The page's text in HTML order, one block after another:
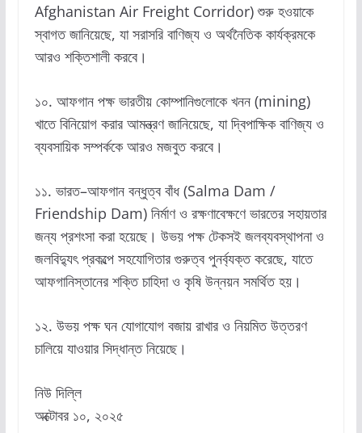
Afghanistan Air Freight Corridor) শুরু হওয়াকে
স্বাগত জানিয়েছে, যা সরাসরি বাণিজ্য ও অর্থনৈতিক কার্যক্রমকে
আরও শক্তিশালী করবে।
১০. আফগান পক্ষ ভারতীয় কোম্পানিগুলোকে খনন (mining)
খাতে বিনিয়োগ করার আমন্ত্রণ জানিয়েছে, যা দ্বিপাক্ষিক বাণিজ্য ও
ব্যবসায়িক সম্পর্ককে আরও মজবুত করবে।
১১. ভারত–আফগান বন্ধুত্ব বাঁধ (Salma Dam /
Friendship Dam) নির্মাণ ও রক্ষণাবেক্ষণে ভারতের সহায়তার
জন্য প্রশংসা করা হয়েছে। উভয় পক্ষ টেকসই জলব্যবস্থাপনা ও
জলবিদ্যুৎ প্রকল্পে সহযোগিতার গুরুত্ব পুনর্ব্যক্ত করেছে, যাতে
আফগানিস্তানের শক্তি চাহিদা ও কৃষি উন্নয়ন সমর্থিত হয়।
১২. উভয় পক্ষ ঘন যোগাযোগ বজায় রাখার ও নিয়মিত উত্তরণ
চালিয়ে যাওয়ার সিদ্ধান্ত নিয়েছে।
নিউ দিল্লি
অক্টোবর ১০, ২০২৫